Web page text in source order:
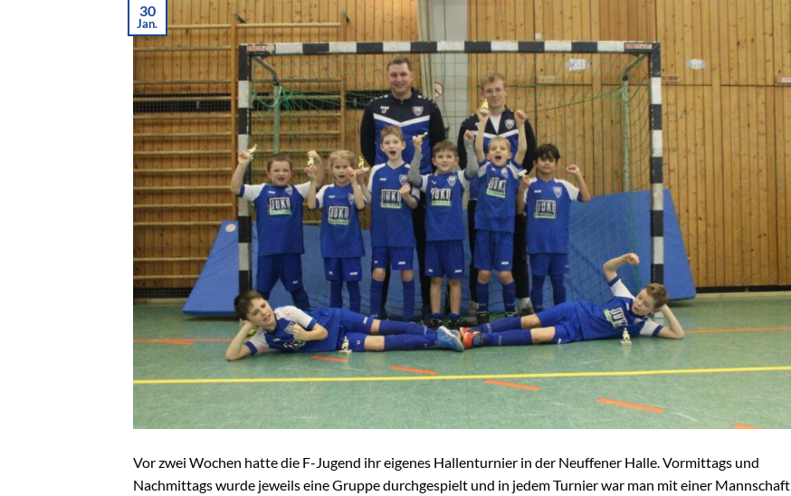
30
Jan.
Vor zwei Wochen hatte die F-Jugend ihr eigenes Hallenturnier in der Neuffener Halle. Vormittags und
Nachmittags wurde jeweils eine Gruppe durchgespielt und in jedem Turnier war man mit einer Mannschaft